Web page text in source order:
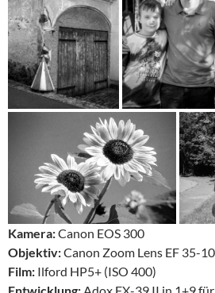
Kamera:Canon EOS 300
Objektiv:Canon Zoom Lens EF 35-
Film: Ilford HP5+ (ISO 400)